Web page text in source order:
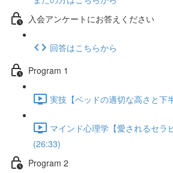
入会アンケートにお答えください
回答はこちらから
Program 1
実技【ベッドの適切な高さと下
マインド心理学【愛されるセラ
(26:33)
Program 2